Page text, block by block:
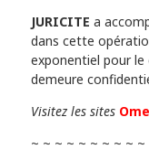
JURICITE a
dans cette
exponentiel pour
demeure
Visitez les sites
~ ~ ~ ~ ~ ~ ~ ~ ~